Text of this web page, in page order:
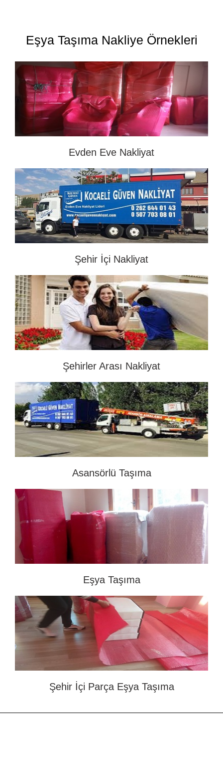
Eşya Taşıma Nakliye Örnekleri
Evden Eve Nakliyat
Şehir İçi Nakliyat
Şehirler Arası Nakliyat
Asansörlü Taşıma
Eşya Taşıma
Şehir İçi Parça Eşya Taşıma